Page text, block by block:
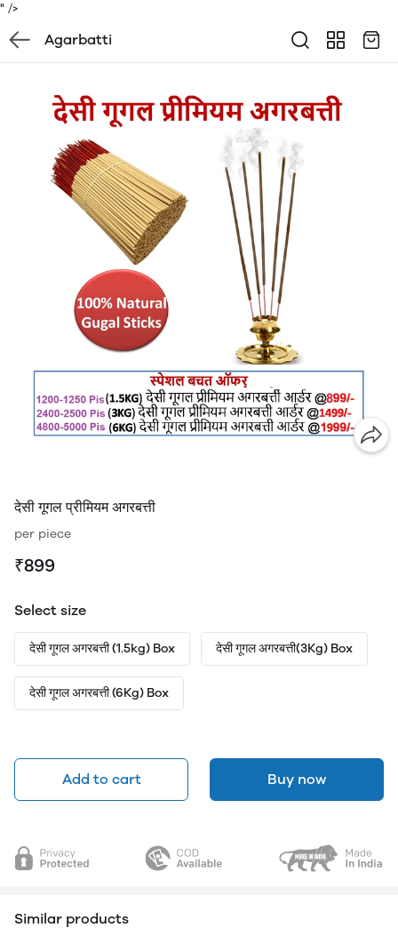
" />
Agarbatti
देसी गूगल प्रीमियम अगरबत्ती
per piece
₹899
Select size
देसी गूगल अगरबत्ती (1.5kg) Box देसी गूगल अगरबत्ती(3Kg) Box
देसी गूगल अगरबत्ती (6Kg) Box
Add to cart Buy now
Similar products